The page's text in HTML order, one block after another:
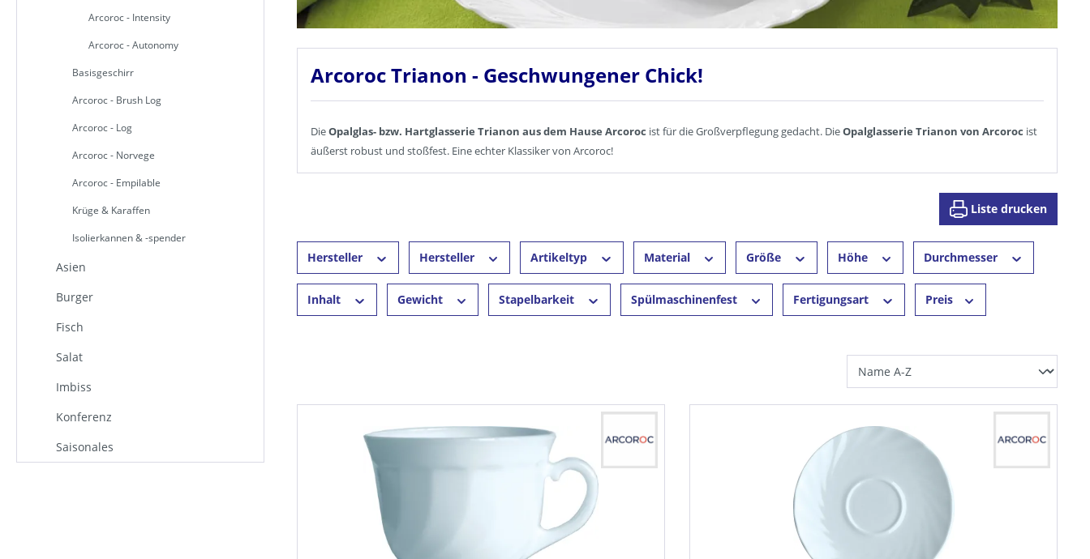
Arcoroc - Intensity
Arcoroc - Autonomy
Basisgeschirr
Arcoroc - Brush Log
Arcoroc - Log
Arcoroc - Norvege
Arcoroc - Empilable
Krüge & Karaffen
Isolierkannen & -spender
Asien
Burger
Fisch
Salat
Imbiss
Konferenz
Saisonales
Arcoroc Trianon - Geschwungener Chick!
DieOpalglas- bzw. Hartglasserie Trianon aus dem Hause Arcoroc ist für die Großverpflegung gedacht. DieOpalglasserie Trianon von Arcoroc ist
äußerst robust und stoßfest. Eine echter Klassiker von Arcoroc!
Liste drucken
Hersteller Hersteller Artikeltyp Material Größe Höhe Durchmesser
Inhalt Gewicht Stapelbarkeit Spülmaschinenfest Fertigungsart Preis